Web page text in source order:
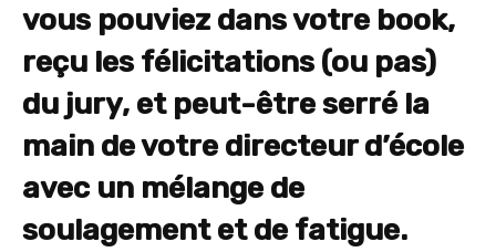
vous pouviez dans votre book,
reçu les félicitations (ou pas)
du jury, et peut-être serré la
main de votre directeur d’école
avec un mélange de
soulagement et de fatigue.